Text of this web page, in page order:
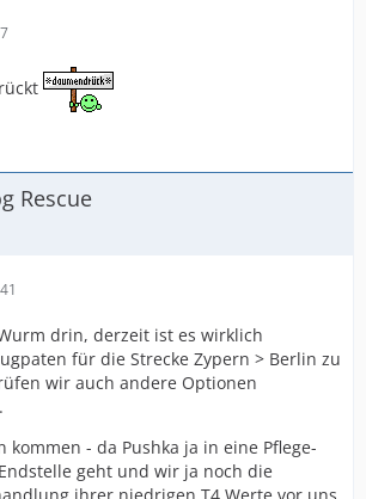
Rescue
drin, derzeit ist es wirklich
für die Strecke Zypern > Berlin zu
wir auch andere Optionen
kommen - da Pushka ja in eine Pflege-
geht und wir ja noch die
ihrer niedrigen T4 Werte vor uns